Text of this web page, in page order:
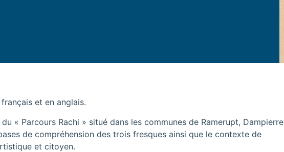
et en anglais.
« Parcours Rachi » situé dans les communes de Ramerupt, Dampierre
de compréhension des trois fresques ainsi que le contexte de
et citoyen.